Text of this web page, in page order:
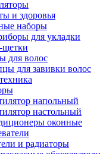
и здоровья
наборы
для укладки
для волос
для завивки волос
напольный
настольный
оконные
и радиаторы